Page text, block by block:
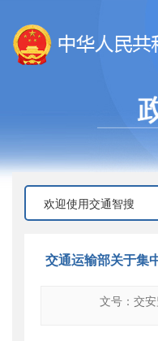
交通运输部关于集
文号：交
交安